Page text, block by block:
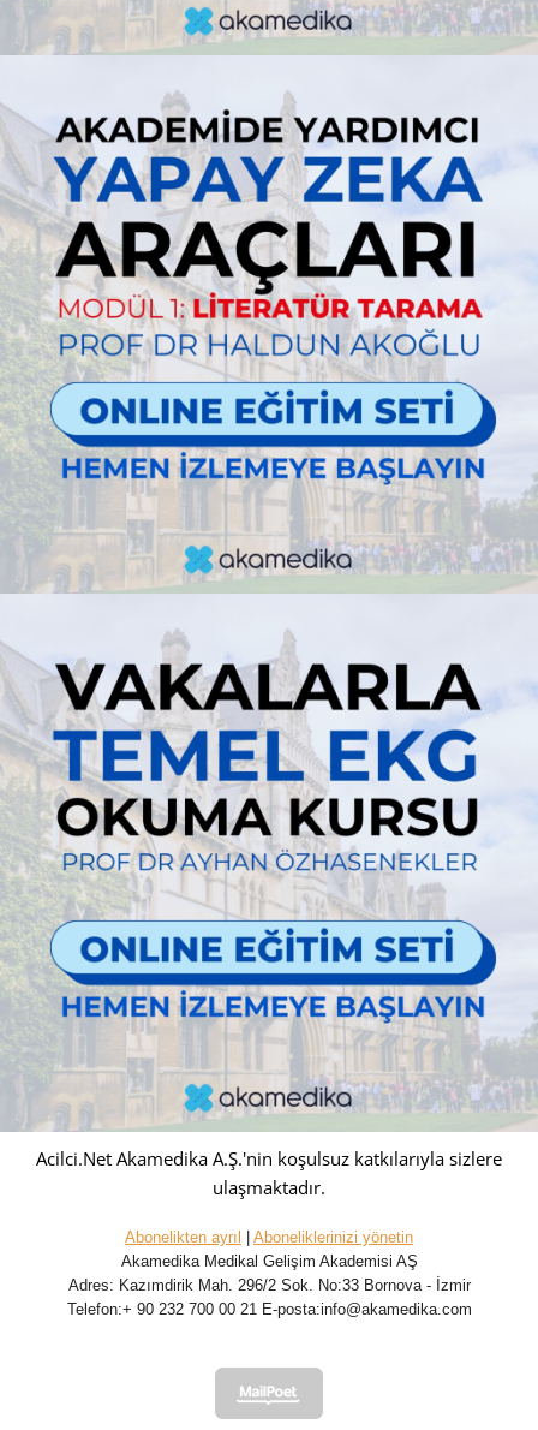
Acilci.Net Akamedika A.Ş.'nin koşulsuz katkılarıyla sizlere
ulaşmaktadır.
Abonelikten ayrıl
Aboneliklerinizi yönetin
Akamedika Medikal Gelişim Akademisi AŞ
Adres: Kazımdirik Mah. 296/2 Sok. No:33 Bornova - İzmir
Telefon:+ 90 232 700 00 21 E-posta:info@akamedika.com